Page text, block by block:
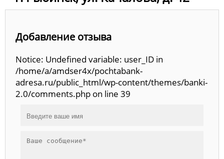
Добавление отзыва
Notice: Undefined variable: user_ID in
/home/a/amdser4x/pochtabank-
adresa.ru/public_html/wp-content/themes/banki-
2.0/comments.php on line 39